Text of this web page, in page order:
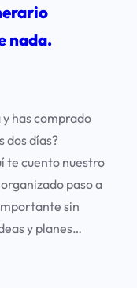
nada.
y has comprado
dos días?
te cuento nuestro
paso a
sin
y planes…